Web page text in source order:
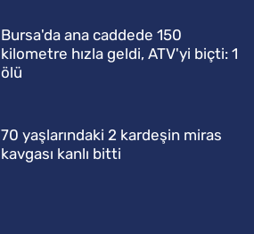
Bursa'da ana caddede 150
kilometre hızla geldi, ATV'yi biçti: 1
ölü
70 yaşlarındaki 2 kardeşin miras
kavgası kanlı bitti